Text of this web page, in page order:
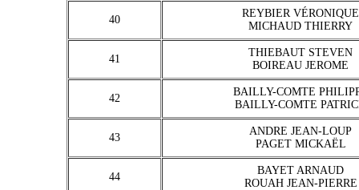
40
REYBIER VÉRONIQUE
MICHAUD THIERRY
41
THIEBAUT STEVEN
BOIREAU JEROME
42
BAILLY-COMTE
BAILLY-COMTE
43
ANDRE JEAN-LOUP
PAGET MICKAËL
44
BAYET ARNAUD
ROUAH JEAN-PIERRE